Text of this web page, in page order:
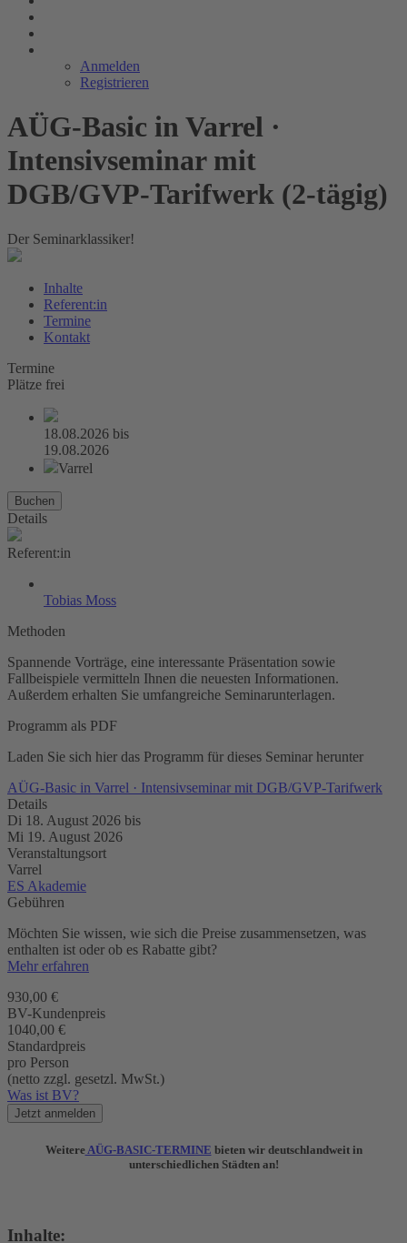
Anmelden
Registrieren
AÜG-Basic in Varrel ·
Intensivseminar mit
DGB/GVP-Tarifwerk (2-tägig)
Der Seminarklassiker!
Inhalte
Referent:in
Termine
Kontakt
Termine
Plätze frei
18.08.2026 bis
19.08.2026
Varrel
Buchen
Details
Referent:in
Tobias Moss
Methoden
Spannende Vorträge, eine interessante Präsentation sowie
Fallbeispiele vermitteln Ihnen die neuesten Informationen.
Außerdem erhalten Sie umfangreiche Seminarunterlagen.
Programm als PDF
Laden Sie sich hier das Programm für dieses Seminar herunter
AÜG-Basic in Varrel · Intensivseminar mit DGB/GVP-Tarifwerk
Details
Di 18. August 2026 bis
Mi 19. August 2026
Veranstaltungsort
Varrel
ES Akademie
Gebühren
Möchten Sie wissen, wie sich die Preise zusammensetzen, was
enthalten ist oder ob es Rabatte gibt?
Mehr erfahren
930,00 €
BV-Kundenpreis
1040,00 €
Standardpreis
pro Person
(netto zzgl. gesetzl. MwSt.)
Was ist BV?
Jetzt anmelden
WeitereAÜG-BASIC-TERMINE bieten wir deutschlandweit in
unterschiedlichen Städten an!
Inhalte: